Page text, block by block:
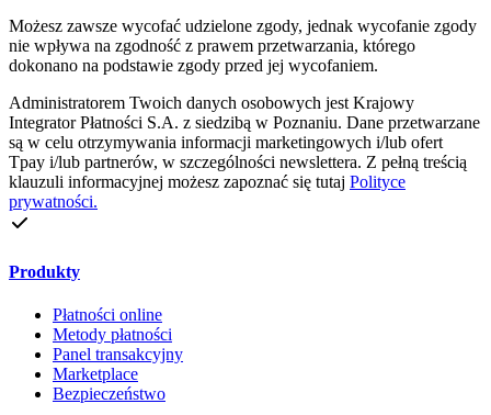
Możesz zawsze wycofać udzielone zgody, jednak wycofanie zgody
nie wpływa na zgodność z prawem przetwarzania, którego
dokonano na podstawie zgody przed jej wycofaniem.
Administratorem Twoich danych osobowych jest Krajowy
Integrator Płatności S.A. z siedzibą w Poznaniu. Dane przetwarzane
są w celu otrzymywania informacji marketingowych i/lub ofert
Tpay i/lub partnerów, w szczególności newslettera. Z pełną treścią
klauzuli informacyjnej możesz zapoznać się tutaj Polityce
prywatności.
Produkty
Płatności online
Metody płatności
Panel transakcyjny
Marketplace
Bezpieczeństwo